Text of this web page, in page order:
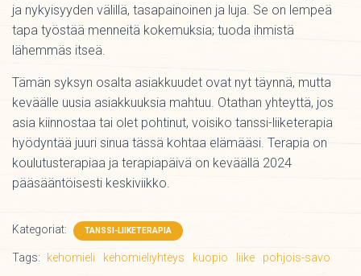
ja nykyisyyden välillä, tasapainoinen ja luja. Se on lempeä
tapa työstää menneitä kokemuksia; tuoda ihmistä
lähemmäs itseä.
Tämän syksyn osalta asiakkuudet ovat nyt täynnä, mutta
keväälle uusia asiakkuuksia mahtuu. Otathan yhteyttä, jos
asia kiinnostaa tai olet pohtinut, voisiko tanssi-liiketerapia
hyödyntää juuri sinua tässä kohtaa elämääsi. Terapia on
koulutusterapiaa ja terapiapäivä on keväällä 2024
pääsääntöisesti keskiviikko.
Kategoriat: TANSSI-LIIKETERAPIA
Tags: kehomieli kehomieliyhteys kuopio liike
pohjois-savo